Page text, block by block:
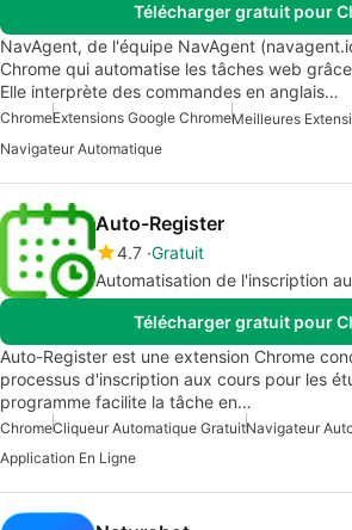
Télécharger gratuit pour
NavAgent, de l'équipe NavAgent
Chrome qui automatise les tâches web
Elle interprète des commandes en anglais…
ChromeExtensions Google Chrome
Navigateur Automatique
Auto-Register
4.7 Gratuit
Automatisation de l'inscription
Télécharger gratuit pour
Auto-Register est une extension Chrome
processus d'inscription aux cours pour les
programme facilite la tâche en…
ChromeCliqueur Automatique GratuitNavigateur
Application En Ligne